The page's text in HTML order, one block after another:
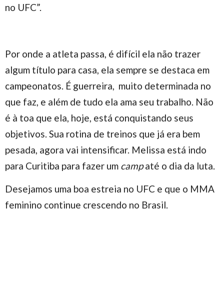
no UFC”.
Por onde a atleta passa, é difícil ela não trazer
algum título para casa, ela sempre se destaca em
campeonatos. É guerreira, muito determinada no
que faz, e além de tudo ela ama seu trabalho. Não
é à toa que ela, hoje, está conquistando seus
objetivos. Sua rotina de treinos que já era bem
pesada, agora vai intensificar. Melissa está indo
para Curitiba para fazer um campaté o dia da luta.
Desejamos uma boa estreia no UFC e que o MMA
feminino continue crescendo no Brasil.